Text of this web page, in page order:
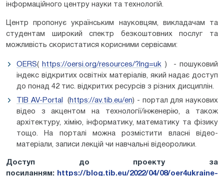
інформаційного центру науки та технологій.
Центр пропонує українським науковцям, викладачам та
студентам широкий спектр безкоштовних послуг та
можливість скористатися корисними сервісами:
OERS( https://oersi.org/resources/?lng=uk ) - пошуковий
індекс відкритих освітніх матеріалів, який надає доступ
до понад 42 тис. відкритих ресурсів з різних дисциплін.
TIB AV-Portal
(https://av.tib.eu/en) - портал для наукових
відео з акцентом на технології/інженерію, а також
архітектуру, хімію, інформатику, математику та фізику
тощо. На порталі можна розмістити власні відео-
матеріали, записи лекцій чи навчальні відеоролики.
Доступ до проекту за
посиланням: https://blog.tib.eu/2022/04/08/oer4ukraine-